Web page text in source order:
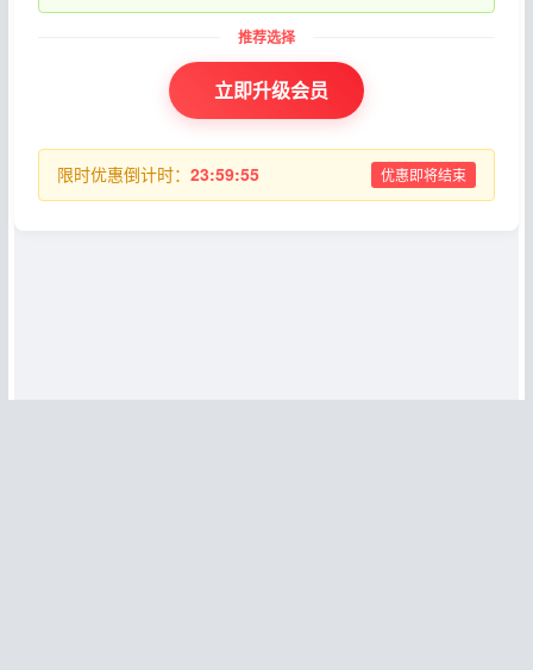
立即升级会员
限时优惠倒计时： 23:59:55 优惠即将结束